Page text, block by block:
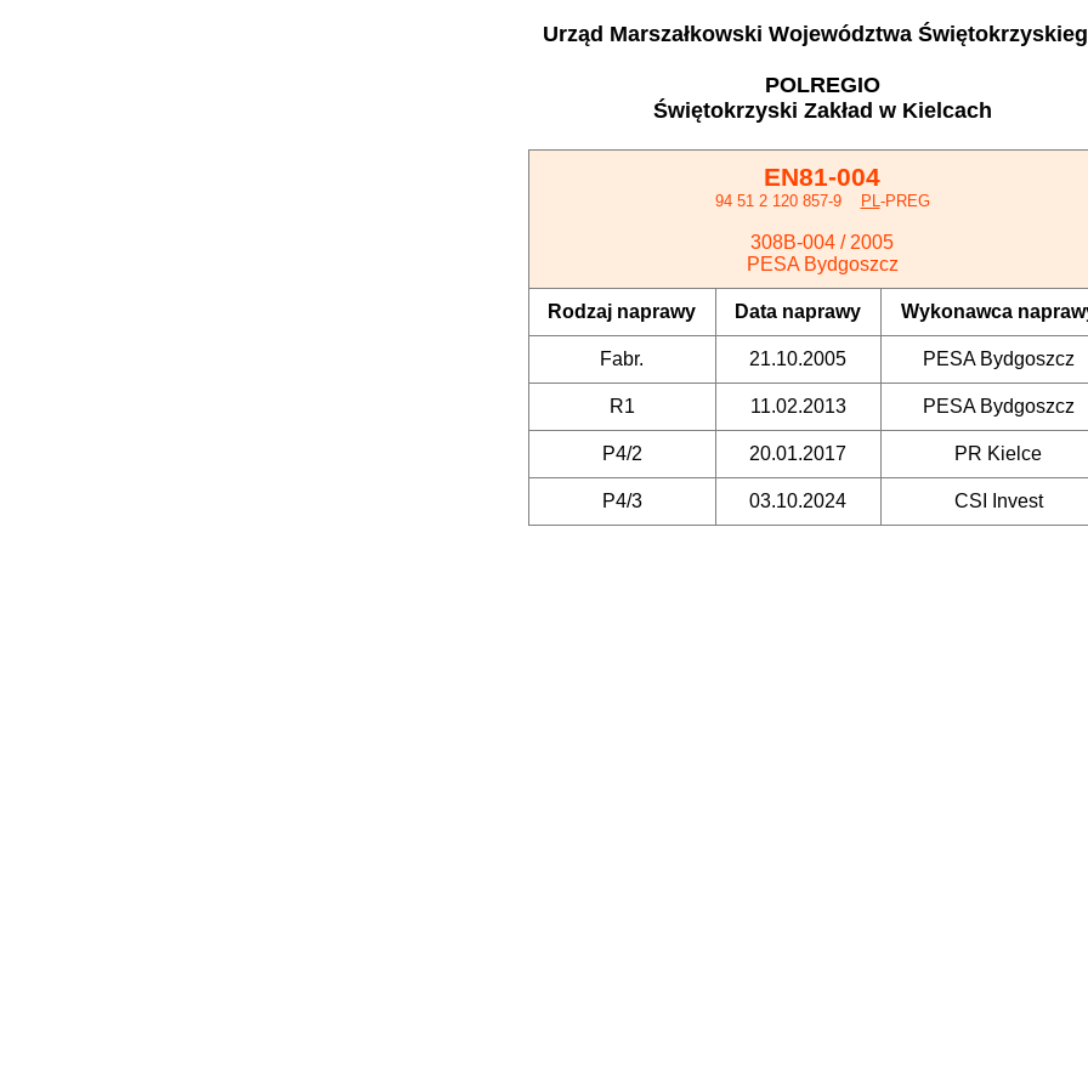
Urząd Marszałkowski Województwa
POLREGIO
Świętokrzyski Zakład w Kielcach
EN81-004
94 51 2 120 857-9 PL-PREG
308B-004 / 2005
PESA Bydgoszcz
Rodzaj naprawy Data naprawy Wykonawca
Fabr. 21.10.2005 PESA Bydgoszcz
R1 11.02.2013 PESA Bydgoszcz
P4/2 20.01.2017 PR Kielce
P4/3 03.10.2024 CSI Invest